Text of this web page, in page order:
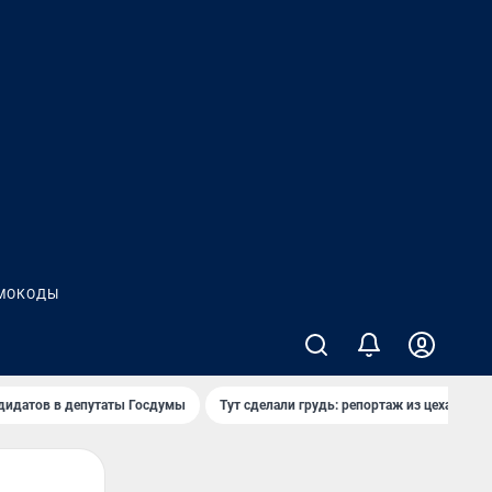
в депутаты Госдумы Тут сделали грудь: репортаж из цеха